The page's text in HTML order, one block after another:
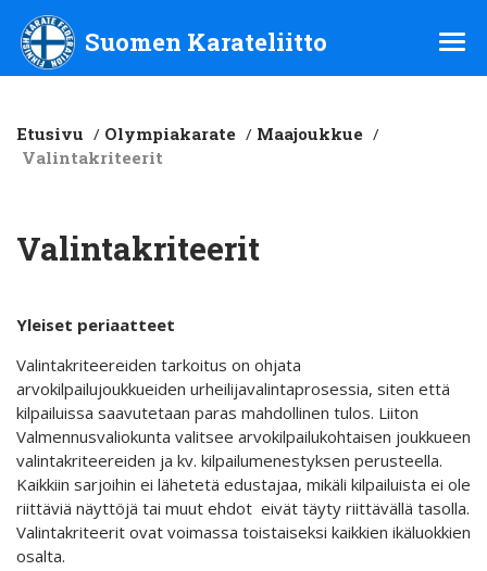
Suomen Karateliitto ry
Suomen Karateliitto
Etusivu / Olympiakarate / Maajoukkue /
Valintakriteerit
Valintakriteerit
Yleiset periaatteet
Valintakriteereiden tarkoitus on ohjata
arvokilpailujoukkueiden urheilijavalintaprosessia, siten että
kilpailuissa saavutetaan paras mahdollinen tulos. Liiton
Valmennusvaliokunta valitsee arvokilpailukohtaisen joukkueen
valintakriteereiden ja kv. kilpailumenestyksen perusteella.
Kaikkiin sarjoihin ei lähetetä edustajaa, mikäli kilpailuista ei ole
riittäviä näyttöjä tai muut ehdot eivät täyty riittävällä tasolla.
Valintakriteerit ovat voimassa toistaiseksi kaikkien ikäluokkien
osalta.